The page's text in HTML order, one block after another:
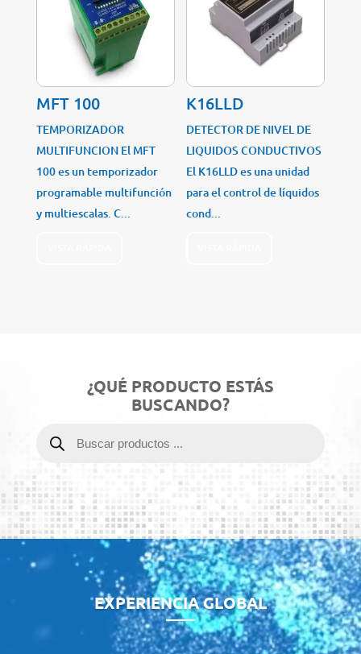
MFT 100
TEMPORIZADOR
MULTIFUNCION El MFT
100 es un temporizador
programable multifunción
y multiescalas. C...
K16LLD
DETECTOR DE NIVEL DE
LIQUIDOS CONDUCTIVOS
El K16LLD es una unidad
para el control de líquidos
cond...
¿QUÉ PRODUCTO ESTÁS
BUSCANDO?
productos
Reproductor
EXPERIENCIA GLOBAL